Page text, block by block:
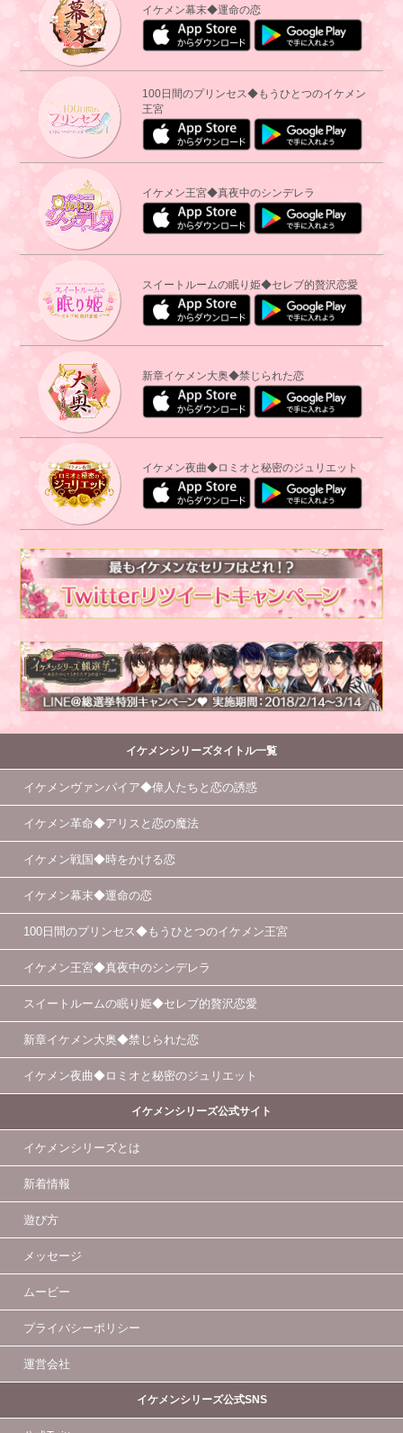
イケメン幕末◆運命の恋
100日間のプリンセス◆もうひとつのイケメン
王宮
イケメン王宮◆真夜中のシンデレラ
スイートルームの眠り姫◆セレブ的贅沢恋愛
新章イケメン大奥◆禁じられた恋
イケメン夜曲◆ロミオと秘密のジュリエット
イケメンシリーズタイトル一覧
イケメンヴァンパイア◆偉人たちと恋の誘惑
イケメン革命◆アリスと恋の魔法
イケメン戦国◆時をかける恋
イケメン幕末◆運命の恋
100日間のプリンセス◆もうひとつのイケメン王宮
イケメン王宮◆真夜中のシンデレラ
スイートルームの眠り姫◆セレブ的贅沢恋愛
新章イケメン大奥◆禁じられた恋
イケメン夜曲◆ロミオと秘密のジュリエット
イケメンシリーズ公式サイト
イケメンシリーズとは
新着情報
遊び方
メッセージ
ムービー
プライバシーポリシー
運営会社
イケメンシリーズ公式SNS